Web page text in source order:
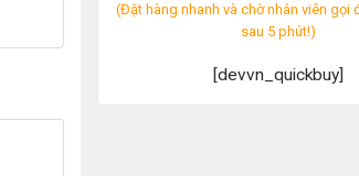
(Đặt hàng nhanh và chờ nhân viên gọi
sau 5 phút!)
[devvn_quickbuy]